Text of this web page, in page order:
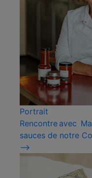
Portrait
Rencontre avec
sauces de notre
⟶